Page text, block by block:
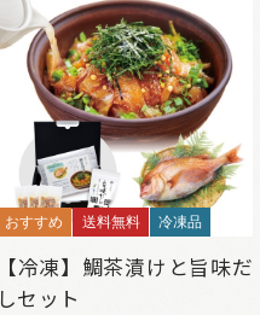
おすすめ 送料無料 冷凍品
【冷凍】鯛茶漬けと旨味だ
しセット